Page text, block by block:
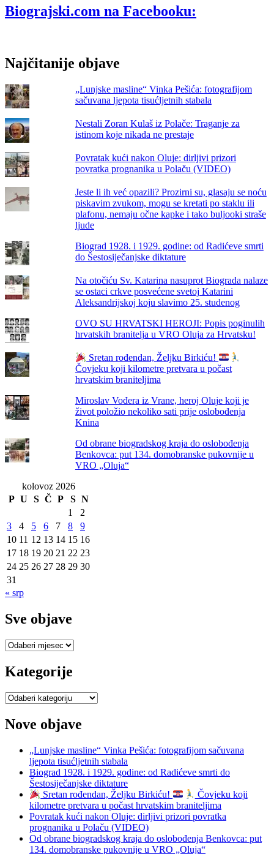
ero
djece
siromaštva
preseljeno
Hrvatske
Biograjski.com na Facebooku:
Najčitanije objave
„Lunjske masline“ Vinka Pešića: fotografijom
sačuvana ljepota tisućljetnih stabala
Nestali Zoran Kulaš iz Polače: Traganje za
istinom koje nikada ne prestaje
Povratak kući nakon Oluje: dirljivi prizori
povratka prognanika u Polaču (VIDEO)
Jeste li ih već opazili? Prozirni su, glasaju se noću
piskavim zvukom, mogu se kretati po staklu ili
plafonu, nemaju očne kapke i tako buljooki straše
ljude
Biograd 1928. i 1929. godine: od Radićeve smrti
do Šestosiječanjske diktature
Na otočiću Sv. Katarina nasuprot Biograda nalaze
se ostaci crkve posvećene svetoj Katarini
Aleksandrijskoj koju slavimo 25. studenog
OVO SU HRVATSKI HEROJI: Popis poginulih
hrvatskih branitelja u VRO Oluja za Hrvatsku!
Sretan rođendan, Željku Birkiću!
Čovjeku koji kilometre pretvara u počast
hrvatskim braniteljima
Miroslav Vođera iz Vrane, heroj Oluje koji je
život položio nekoliko sati prije oslobođenja
Knina
Od obrane biogradskog kraja do oslobođenja
Benkovca: put 134. domobranske pukovnije u
VRO „Oluja“
kolovoz 2026
P U S Č P S N
1
2
3
4 5 6 7 8
9
10 11 12 13 14 15 16
17 18 19 20 21 22 23
24 25 26 27 28 29 30
31
« srp
Sve objave
Sve
Kategorije
Kategorije
Nove objave
„Lunjske masline“ Vinka Pešića: fotografijom sačuvana
ljepota tisućljetnih stabala
Biograd 1928. i 1929. godine: od Radićeve smrti do
Šestosiječanjske diktature
Sretan rođendan, Željku Birkiću!
Čovjeku koji
kilometre pretvara u počast hrvatskim braniteljima
Povratak kući nakon Oluje: dirljivi prizori povratka
prognanika u Polaču (VIDEO)
Od obrane biogradskog kraja do oslobođenja Benkovca: put
134. domobranske pukovnije u VRO „Oluja“